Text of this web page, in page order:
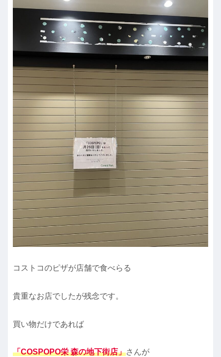
コストコのピザが店舗で食べらる
貴重なお店でしたが残念です。
買い物だけであれば
「COSPOPO栄 森の地下街店」さんが